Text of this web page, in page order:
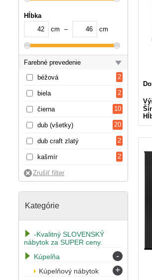
Hĺbka
cm
– cm
Farebné prevedenie
béžová
2
biela 2
čierna 10
dub (všetky) 20
dub craft zlatý 2
kašmír 2
Kategórie
-Kvalitný SLOVENSKÝ
nábytok za SUPER ceny.
Kúpelňa
-
Kúpelňový nábytok +